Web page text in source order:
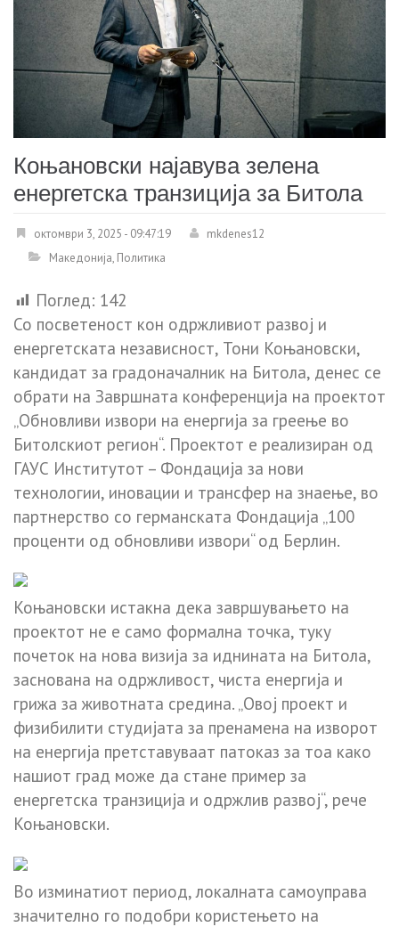
Коњановски најавува зелена
енергетска транзиција за Битола
октомври 3, 2025 - 09:47:19
mkdenes12
Македонија, Политика
Поглед: 142
Со посветеност кон одржливиот развој и
енергетската независност, Тони Коњановски,
кандидат за градоначалник на Битола, денес се
обрати на Завршната конференција на проектот
„Обновливи извори на енергија за греење во
Битолскиот регион“. Проектот е реализиран од
ГАУС Институтот – Фондација за нови
технологии, иновации и трансфер на знаење, во
партнерство со германската Фондација „100
проценти од обновливи извори“ од Берлин.
Коњановски истакна дека завршувањето на
проектот не е само формална точка, туку
почеток на нова визија за иднината на Битола,
заснована на одржливост, чиста енергија и
грижа за животната средина. „Овој проект и
физибилити студијата за пренамена на изворот
на енергија претставуваат патоказ за тоа како
нашиот град може да стане пример за
енергетска транзиција и одржлив развој“, рече
Коњановски.
Во изминатиот период, локалната самоуправа
значително го подобри користењето на